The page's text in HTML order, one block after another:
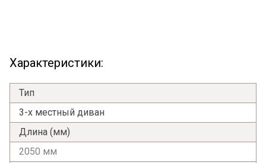
Характеристики:
Тип
3-х местный диван
Длина (мм)
2050 мм